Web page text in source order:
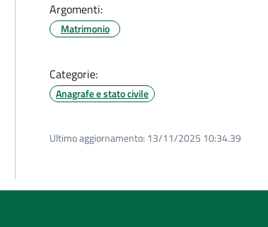
Argomenti:
Matrimonio
Categorie:
Anagrafe e stato civile
Ultimo aggiornamento: 13/11/2025 10:34.39